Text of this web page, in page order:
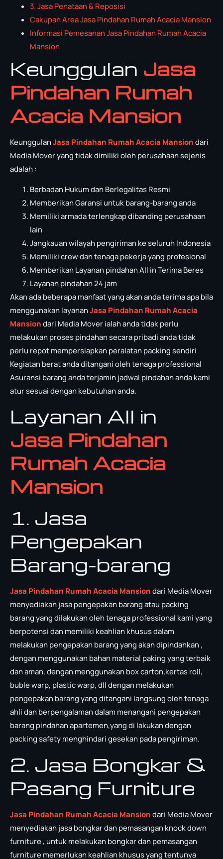
3. Jasa Penataan & Reposisi
Cakupan Area Jasa Pindahan Rumah Acacia Mansion
Informasi Pemesanan Jasa Pindahan Rumah Acacia
Mansion
Keunggulan Jasa
Pindahan Rumah
Acacia Mansion
KeunggulanJasa Pindahan Rumah Acacia Mansiondari
Media Mover yang tidak dimiliki oleh perusahaan sejenis
adalah :
Berbadan Hukum dan Berlegalitas Resmi
Memberikan Garansi untuk barang-barang anda
Memiliki armada terlengkap dibanding perusahaan
lain
Jangkauan wilayah pengiriman ke seluruh Indonesia
Memiliki crew dan tenaga pekerja yang profesional
Memberikan Layanan pindahan All in Terima Beres
Layanan pindahan 24 jam
Akan ada beberapa manfaat yang akan anda terima apa bila
menggunakan layananJasa Pindahan Rumah Acacia
Mansiondari Media Mover ialah anda tidak perlu
melakukan proses pindahan secara pribadi anda tidak
perlu repot mempersiapkan peralatan packing sendiri
Kegiatan berat anda ditangani oleh tenaga professional
Asuransi barang anda terjamin jadwal pindahan anda kami
atur sesuai dengan kebutuhan anda.
Layanan All in
Jasa Pindahan
Rumah Acacia
Mansion
1. Jasa
Pengepakan
Barang-barang
Jasa Pindahan Rumah Acacia Mansiondari Media Mover
menyediakan jasa pengepakan barang atau packing
barang yang dilakukan oleh tenaga professional kami yang
berpotensi dan memiliki keahlian khusus dalam
melakukan pengepakan barang yang akan dipindahkan ,
dengan menggunakan bahan material paking yang terbaik
dan aman, dengan menggunakan box carton,kertas roll,
buble warp, plastic warp, dll dengan melakukan
pengepakan barang yang ditangani langsung oleh tenaga
ahli dan berpengalaman dalam menangani pengepakan
barang pindahan apartemen,yang di lakukan dengan
packing safety menghindari gesekan pada pengiriman.
2. Jasa Bongkar &
Pasang Furniture
Jasa Pindahan Rumah Acacia Mansiondari Media Mover
menyediakan jasa bongkar dan pemasangan knock down
furniture , untuk melakukan bongkar dan pemasangan
furniture memerlukan keahlian khusus yang tentunya